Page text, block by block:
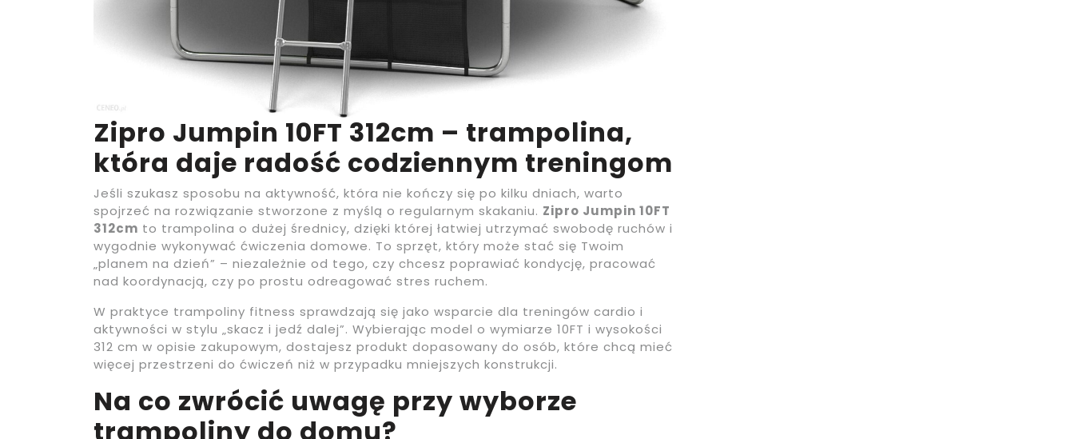
Zipro Jumpin 10FT 312cm – trampolina,
która daje radość codziennym treningom
Jeśli szukasz sposobu na aktywność, która nie kończy się po kilku dniach, warto
spojrzeć na rozwiązanie stworzone z myślą o regularnym skakaniu. Zipro Jumpin 10FT
312cm to trampolina o dużej średnicy, dzięki której łatwiej utrzymać swobodę ruchów i
wygodnie wykonywać ćwiczenia domowe. To sprzęt, który może stać się Twoim
„planem na dzień” – niezależnie od tego, czy chcesz poprawiać kondycję, pracować
nad koordynacją, czy po prostu odreagować stres ruchem.
W praktyce trampoliny fitness sprawdzają się jako wsparcie dla treningów cardio i
aktywności w stylu „skacz i jedź dalej”. Wybierając model o wymiarze 10FT i wysokości
312 cm w opisie zakupowym, dostajesz produkt dopasowany do osób, które chcą mieć
więcej przestrzeni do ćwiczeń niż w przypadku mniejszych konstrukcji.
Na co zwrócić uwagę przy wyborze
trampoliny do domu?